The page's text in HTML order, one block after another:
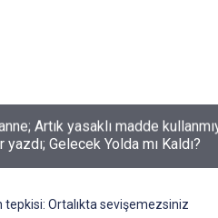
Gelecek Yolda mı Kaldı?
tepkisi: Ortalıkta sevişemezsiniz